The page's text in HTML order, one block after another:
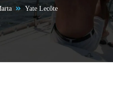
Yate Lecôte